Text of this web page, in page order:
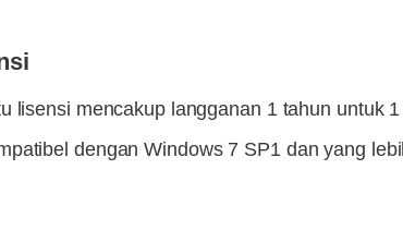
lisensi mencakup langganan 1 tahun untuk
dengan Windows 7 SP1 dan yang